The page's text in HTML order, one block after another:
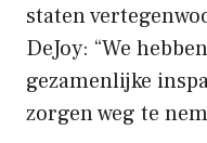
staten
DeJoy: “We
gezamenlijke
zorgen weg te